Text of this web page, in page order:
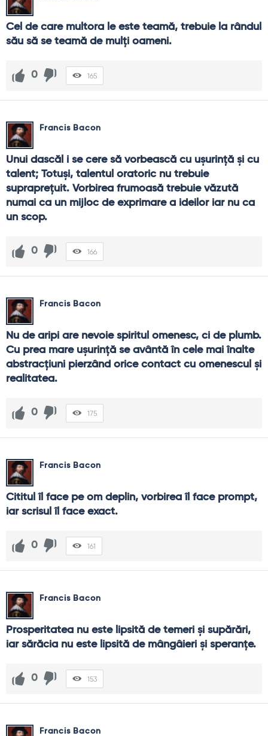
Cel de care multora le este teamă, trebuie la rândul
său să se teamă de mulţi oameni.
0 165
Francis Bacon
Unui dascăl i se cere să vorbească cu uşurinţă şi cu
talent; Totuşi, talentul oratoric nu trebuie
suprapreţuit. Vorbirea frumoasă trebuie văzută
numai ca un mijloc de exprimare a ideilor iar nu ca
un scop.
0 166
Francis Bacon
Nu de aripi are nevoie spiritul omenesc, ci de plumb.
Cu prea mare uşurinţă se avântă în cele mai înalte
abstracţiuni pierzând orice contact cu omenescul şi
realitatea.
0 175
Francis Bacon
Cititul îl face pe om deplin, vorbirea îl face prompt,
iar scrisul îl face exact.
0 161
Francis Bacon
Prosperitatea nu este lipsită de temeri şi supărări,
iar sărăcia nu este lipsită de mângâieri şi speranţe.
0 153
Francis Bacon